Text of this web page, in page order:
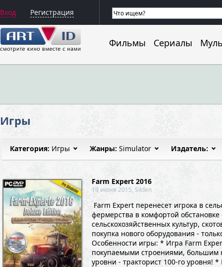
Вход Регистрация
Фильмы Сериалы
Игры
Категория: Игры Жанры: Simulator Издатель:
Farm Expert 2016
19 июня 2015, Silden
Farm Expert перенесет игрока в
фермерства в комфортой
сельскохозяйственных культур,
покупка нового оборудования -
Особенности игры: * Игра Farm
покупаемыми строениями, большим
уровни - тракторист 100-го уровня!